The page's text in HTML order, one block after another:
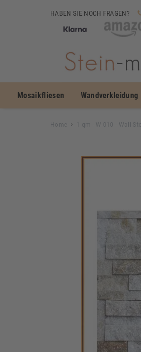
HABEN SIE NOCH FRAGEN?
Mosaikfliesen Wandverkleidung
Home 1 qm - W-010 - Wall